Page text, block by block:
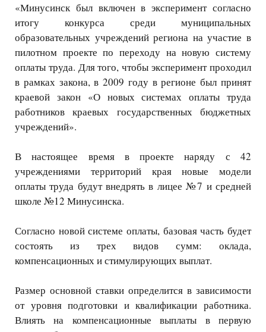
«Минусинск был включен в эксперимент согласно
итогу конкурса среди муниципальных
образовательных учреждений региона на участие в
пилотном проекте по переходу на новую систему
оплаты труда. Для того, чтобы эксперимент проходил
в рамках закона, в 2009 году в регионе был принят
краевой закон «О новых системах оплаты труда
работников краевых государственных бюджетных
учреждений».
В настоящее время в проекте наряду с 42
учреждениями территорий края новые модели
оплаты труда будут внедрять в лицее №7 и средней
школе №12 Минусинска.
Согласно новой системе оплаты, базовая часть будет
состоять из трех видов сумм: оклада,
компенсационных и стимулирующих выплат.
Размер основной ставки определится в зависимости
от уровня подготовки и квалификации работника.
Влиять на компенсационные выплаты в первую